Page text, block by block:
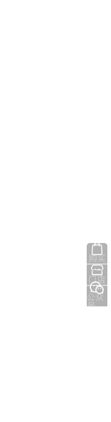
购买
门店
公众
号